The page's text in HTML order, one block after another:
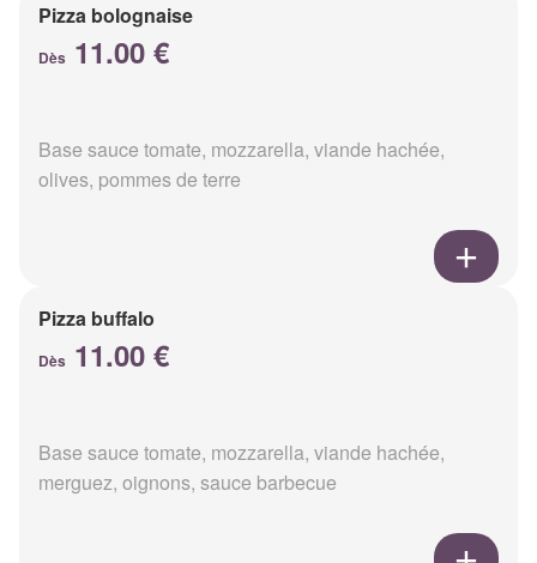
Pizza bolognaise
Dès 11.00 €
Base sauce tomate, mozzarella, viande hachée,
olives, pommes de terre
Pizza buffalo
Dès 11.00 €
Base sauce tomate, mozzarella, viande hachée,
merguez, oignons, sauce barbecue